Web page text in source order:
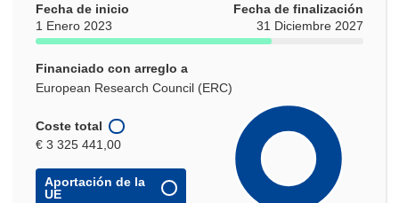
Fecha de inicio
1 Enero 2023
Fecha de finalización
31 Diciembre 2027
Financiado con arreglo a
European Research Council (ERC)
Coste total
€ 3 325 441,00
Aportación de la
UE